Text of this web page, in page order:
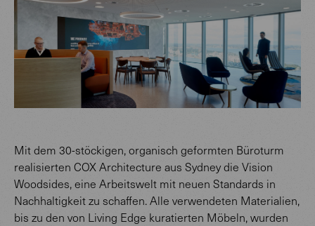
Mit dem 30-stöckigen, organisch geformten Büroturm
realisierten COX Architecture aus Sydney die Vision
Woodsides, eine Arbeitswelt mit neuen Standards in
Nachhaltigkeit zu schaffen. Alle verwendeten Materialien,
bis zu den von Living Edge kuratierten Möbeln, wurden